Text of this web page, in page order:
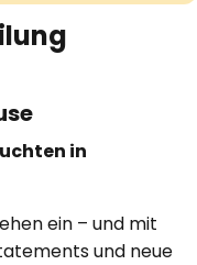
in
ein – und mit
und neue